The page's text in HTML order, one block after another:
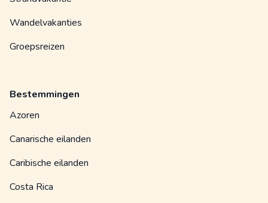
Wandelvakanties
Groepsreizen
Bestemmingen
Azoren
Canarische eilanden
Caribische eilanden
Costa Rica